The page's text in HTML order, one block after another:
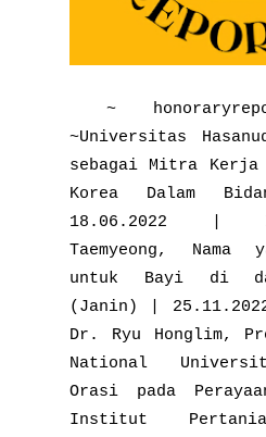
~
~Universitas
sebagai Mitra Kerja
Korea Dalam
18.06.2022 |
Taemyeong, Nama
untuk Bayi di
(Janin) |
Dr. Ryu Honglim,
National
Orasi pada
Institut